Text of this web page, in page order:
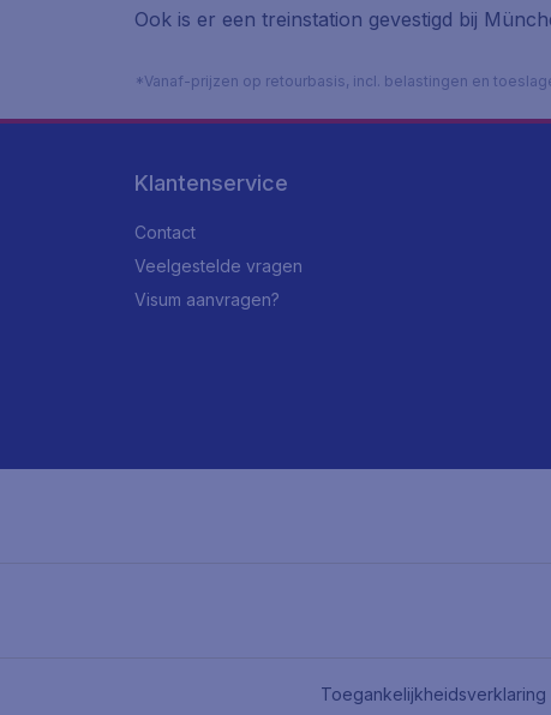
Ook is er een treinstation gevestigd bij
*Vanaf-prijzen op retourbasis, incl. belastingen en
Klantenservice
Contact
Veelgestelde vragen
Visum aanvragen?
Toegankelijkheidsverklaring